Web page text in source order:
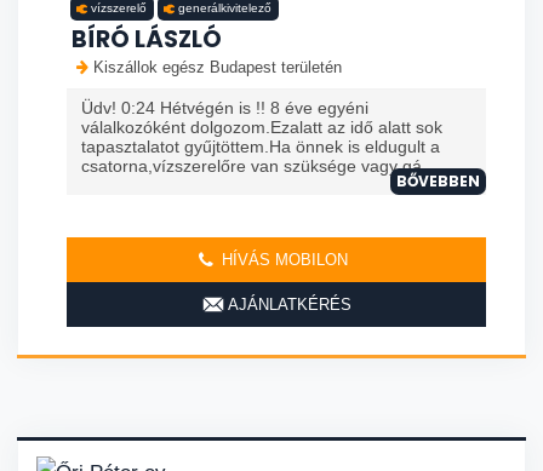
vízszerelő generálkivitelező
BÍRÓ LÁSZLÓ
Kiszállok egész Budapest területén
Üdv! 0:24 Hétvégén is !! 8 éve egyéni
válalkozóként dolgozom.Ezalatt az idő alatt sok
tapasztalatot gyűjtöttem.Ha önnek is eldugult a
csatorna,vízszerelőre van szüksége vagy gá
BŐVEBBEN
HÍVÁS MOBILON
AJÁNLATKÉRÉS